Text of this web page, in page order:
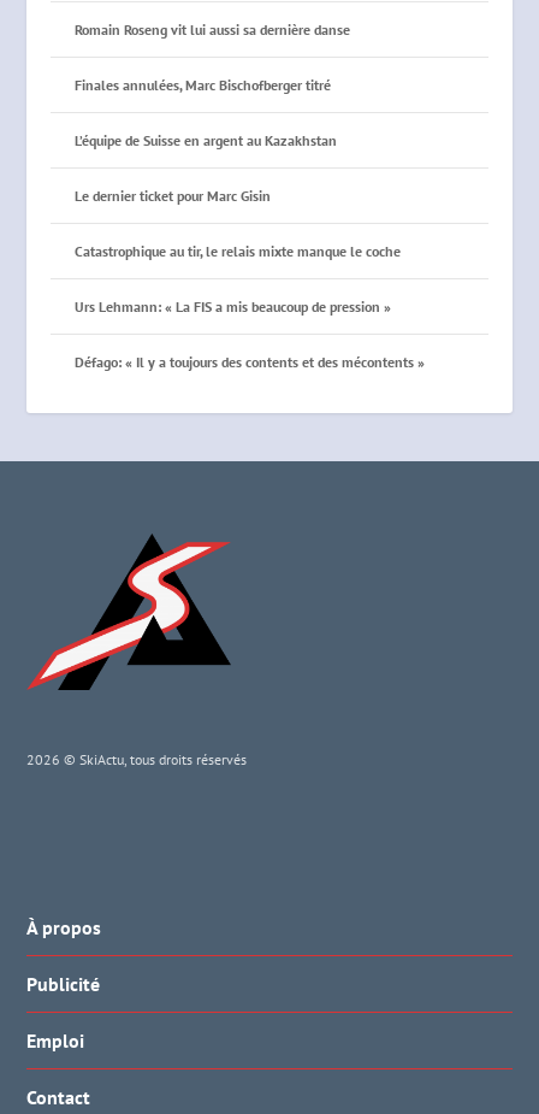
Romain Roseng vit lui aussi sa dernière danse
Finales annulées, Marc Bischofberger titré
L’équipe de Suisse en argent au Kazakhstan
Le dernier ticket pour Marc Gisin
Catastrophique au tir, le relais mixte manque le coche
Urs Lehmann: « La FIS a mis beaucoup de pression »
Défago: « Il y a toujours des contents et des mécontents »
2026 © SkiActu, tous droits réservés
À propos
Publicité
Emploi
Contact